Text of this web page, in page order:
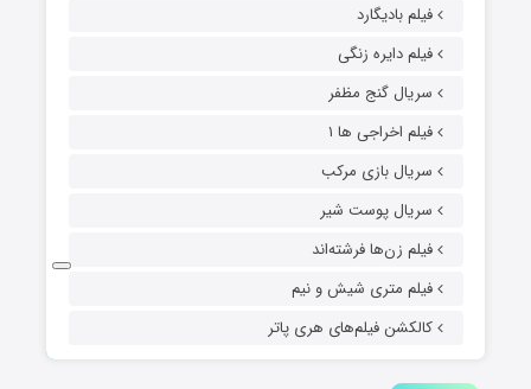
فیلم بادیگارد
فیلم دایره زنگی
سریال گنج مظفر
فیلم اخراجی ها ۱
سریال بازی مرکب
سریال پوست شیر
فیلم زن‌ها فرشته‌اند
فیلم متری شیش و نیم
کالکشن فیلم‌های هری پاتر